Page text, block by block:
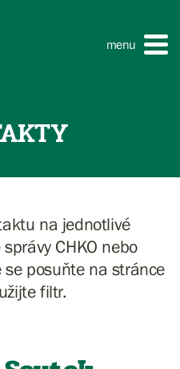
menu
na jednotlivé
CHKO nebo
posuňte na stránce
filtr.